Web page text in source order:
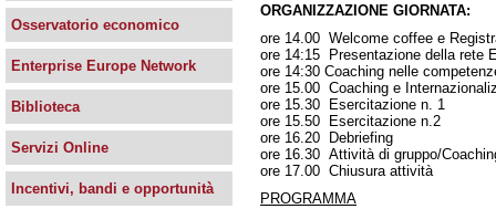
ORGANIZZAZIONE GIORNATA:
ore 14.00 Welcome coffee e
ore 14:15 Presentazione della rete
ore 14:30 Coaching nelle
ore 15.00 Coaching e
ore 15.30 Esercitazione n. 1
ore 15.50 Esercitazione n.2
ore 16.20 Debriefing
ore 16.30 Attività di gruppo/
ore 17.00 Chiusura attività
PROGRAMMA
Osservatorio economico
Enterprise Europe Network
Biblioteca
Servizi Online
Incentivi, bandi e opportunità